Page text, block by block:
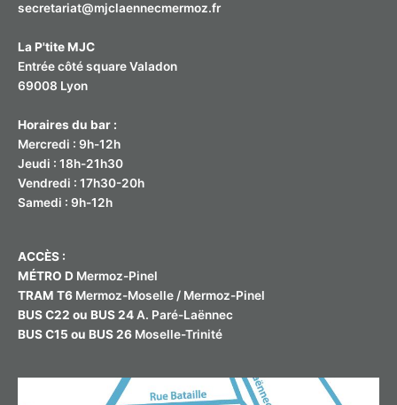
secretariat@mjclaennecmermoz.fr
La P'tite MJC
Entrée côté square Valadon
69008 Lyon
Horaires du bar :
Mercredi : 9h-12h
Jeudi : 18h-21h30
Vendredi : 17h30-20h
Samedi : 9h-12h
ACCÈS :
MÉTRO D Mermoz-Pinel
TRAM T6 Mermoz-Moselle / Mermoz-Pinel
BUS C22 ou BUS 24 A. Paré-Laënnec
BUS C15 ou BUS 26 Moselle-Trinité